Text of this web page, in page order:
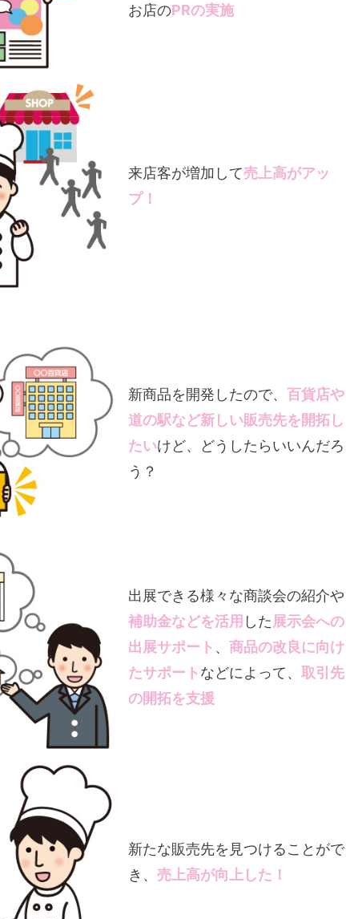
お店のPRの実施
来店客が増加して売上高がアッ
プ！
新商品を開発したので、 百貨店や
道の駅など新しい販売先を開拓し
たいけど、どうしたらいいんだろ
う？
出展できる様々な商談会の紹介や
補助金などを活用 した展示会への
出展サポート 、 商品の改良に向け
たサポート などによって、 取引先
の開拓を支援
新たな販売先を見つけることがで
き、 売上高が向上した！